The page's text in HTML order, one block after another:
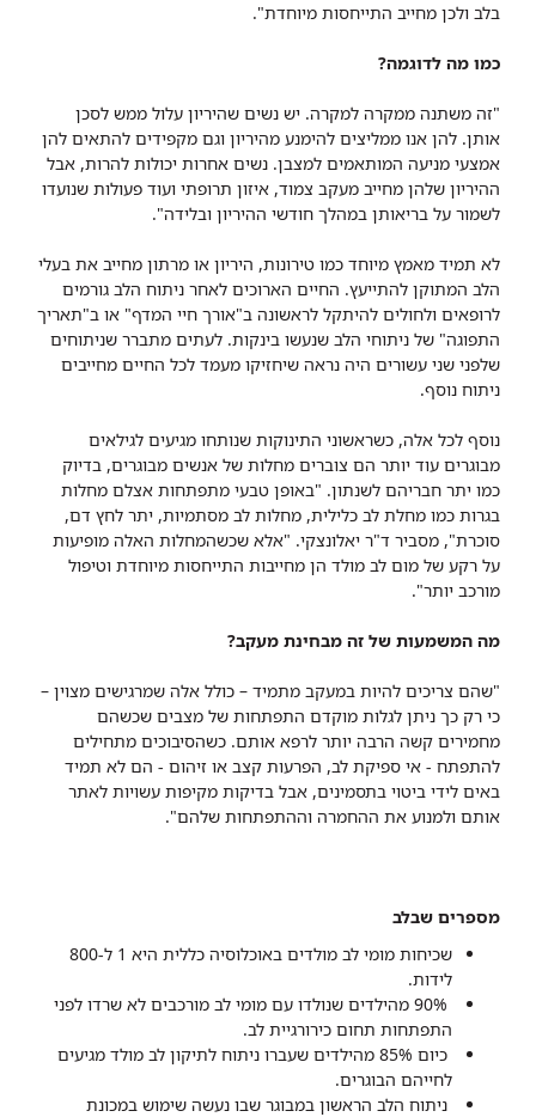
בלב ולכן מחייב התייחסות מיוחדת".
כמו מה לדוגמה?
"זה משתנה ממקרה למקרה. יש נשים שהיריון עלול ממש לסכן
אותן. להן אנו ממליצים להימנע מהיריון וגם מקפידים להתאים להן
אמצעי מניעה המותאמים למצבן. נשים אחרות יכולות להרות, אבל
ההיריון שלהן מחייב מעקב צמוד, איזון תרופתי ועוד פעולות שנועדו
לשמור על בריאותן במהלך חודשי ההיריון ובלידה".
לא תמיד מאמץ מיוחד כמו טירונות, היריון או מרתון מחייב את בעלי
הלב המתוקן להתייעץ. החיים הארוכים לאחר ניתוח הלב גורמים
לרופאים ולחולים להיתקל לראשונה ב"אורך חיי המדף" או ב"תאריך
התפוגה" של ניתוחי הלב שנעשו בינקות. לעתים מתברר שניתוחים
שלפני שני עשורים היה נראה שיחזיקו מעמד לכל החיים מחייבים
ניתוח נוסף.
נוסף לכל אלה, כשראשוני התינוקות שנותחו מגיעים לגילאים
מבוגרים עוד יותר הם צוברים מחלות של אנשים מבוגרים, בדיוק
כמו יתר חבריהם לשנתון. "באופן טבעי מתפתחות אצלם מחלות
בגרות כמו מחלת לב כלילית, מחלות לב מסתמיות, יתר לחץ דם,
סוכרת", מסביר ד"ר יאלונצקי. "אלא שכשהמחלות האלה מופיעות
על רקע של מום לב מולד הן מחייבות התייחסות מיוחדת וטיפול
מורכב יותר".
מה המשמעות של זה מבחינת מעקב?
"שהם צריכים להיות במעקב מתמיד – כולל אלה שמרגישים מצוין –
כי רק כך ניתן לגלות מוקדם התפתחות של מצבים שכשהם
מחמירים קשה הרבה יותר לרפא אותם. כשהסיבוכים מתחילים
להתפתח - אי ספיקת לב, הפרעות קצב או זיהום - הם לא תמיד
באים לידי ביטוי בתסמינים, אבל בדיקות מקיפות עשויות לאתר
אותם ולמנוע את ההחמרה וההתפתחות שלהם".
מספרים שבלב
שכיחות מומי לב מולדים באוכלוסיה כללית היא 1 ל-800
לידות.
90% מהילדים שנולדו עם מומי לב מורכבים לא שרדו לפני
התפתחות תחום כירורגיית לב.
כיום 85% מהילדים שעברו ניתוח לתיקון לב מולד מגיעים
לחייהם הבוגרים.
ניתוח הלב הראשון במבוגר שבו נעשה שימוש במכונת